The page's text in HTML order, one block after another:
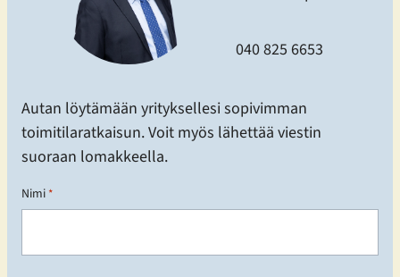
040 825 6653
Autan löytämään yrityksellesi sopivimman
toimitilaratkaisun. Voit myös lähettää viestin
suoraan lomakkeella.
Nimi *